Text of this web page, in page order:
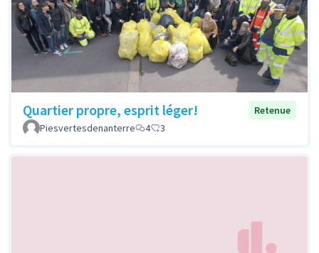
Quartier propre, esprit léger!
Retenue
Piesvertesdenanterre
4 3